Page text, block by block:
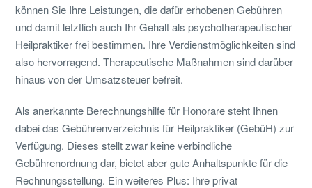
können Sie Ihre Leistungen, die dafür erhobenen Gebühren
und damit letztlich auch Ihr Gehalt als psychotherapeutischer
Heilpraktiker frei bestimmen. Ihre Verdienstmöglichkeiten sind
also hervorragend. Therapeutische Maßnahmen sind darüber
hinaus von der Umsatzsteuer befreit.
Als anerkannte Berechnungshilfe für Honorare steht Ihnen
dabei das Gebührenverzeichnis für Heilpraktiker (GebüH) zur
Verfügung. Dieses stellt zwar keine verbindliche
Gebührenordnung dar, bietet aber gute Anhaltspunkte für die
Rechnungsstellung. Ein weiteres Plus: Ihre privat